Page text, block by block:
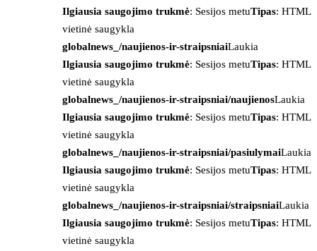
Ilgiausia saugojimo trukmė: Sesijos metuTipas: HTML
vietinė saugykla
globalnews_/naujienos-ir-straipsniaiLaukia
Ilgiausia saugojimo trukmė: Sesijos metuTipas: HTML
vietinė saugykla
globalnews_/naujienos-ir-straipsniai/naujienosLaukia
Ilgiausia saugojimo trukmė: Sesijos metuTipas: HTML
vietinė saugykla
globalnews_/naujienos-ir-straipsniai/pasiulymaiLaukia
Ilgiausia saugojimo trukmė: Sesijos metuTipas: HTML
vietinė saugykla
globalnews_/naujienos-ir-straipsniai/straipsniaiLaukia
Ilgiausia saugojimo trukmė: Sesijos metuTipas: HTML
vietinė saugykla